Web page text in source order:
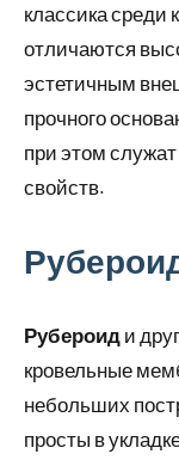
классика среди
отличаются
эстетичным
прочного
при этом
свойств.
Рубероид и
кровельные
небольших
просты в